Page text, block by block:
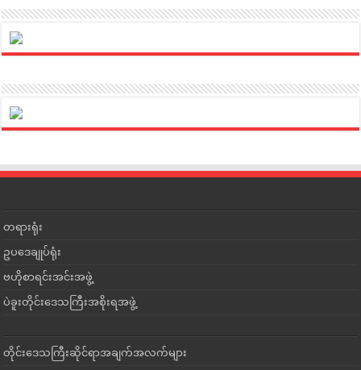
တရားရုံး
ဥပဒေချုပ်ရုံး
ဗဟိုစာရင်းအင်းအဖွဲ့
ပဲခူးတိုင်းဒေသကြီးအစိုးရအဖွဲ့
တိုင်းဒေသကြီးဆိုင်ရာအချက်အလက်များ